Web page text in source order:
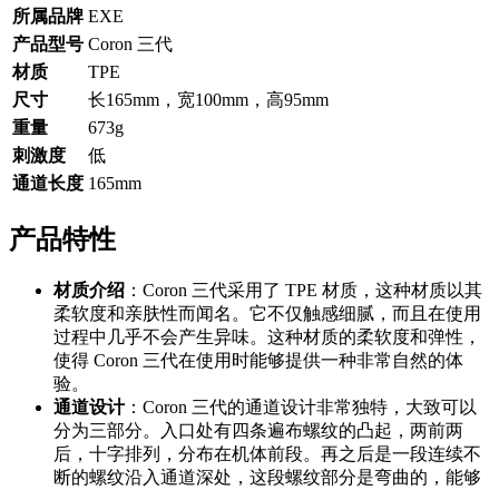
所属品牌 EXE
产品型号 Coron 三代
材质
TPE
尺寸
长165mm，宽100mm，高95mm
重量
673g
刺激度
低
通道长度 165mm
产品特性
材质介绍 ：Coron 三代采用了 TPE 材质，这种材质以其
柔软度和亲肤性而闻名。它不仅触感细腻，而且在使用
过程中几乎不会产生异味。这种材质的柔软度和弹性，
使得 Coron 三代在使用时能够提供一种非常自然的体
验。
通道设计：Coron 三代的通道设计非常独特，大致可以
分为三部分。入口处有四条遍布螺纹的凸起，两前两
后，十字排列，分布在机体前段。再之后是一段连续不
断的螺纹沿入通道深处，这段螺纹部分是弯曲的，能够